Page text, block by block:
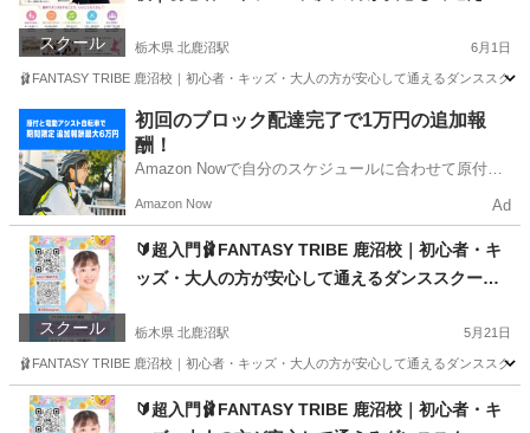
スクール 栃木県 北鹿沼駅 6月1日
🩰FANTASY TRIBE 鹿沼校｜初心者・キッズ・大人の方が安心して通えるダンススク
北鹿沼駅 ジャズダンス 初心者
初回のブロック配達完了で1万円の追加報
酬！
Amazon Nowで自分のスケジュールに合わせて原付や
う！
Amazon Now Ad
スクール
🔰超入門🩰FANTASY TRIBE 鹿沼校｜初心者・キ
ッズ・大人の方が安心して通えるダンススクール
栃木県 北鹿沼駅 5月21日
🩰FANTASY TRIBE 鹿沼校｜初心者・キッズ・大人の方が安心して通えるダンススク
栃木 鹿沼市 北鹿沼駅 初心者
🔰超入門🩰FANTASY TRIBE 鹿沼校｜初心者・キ